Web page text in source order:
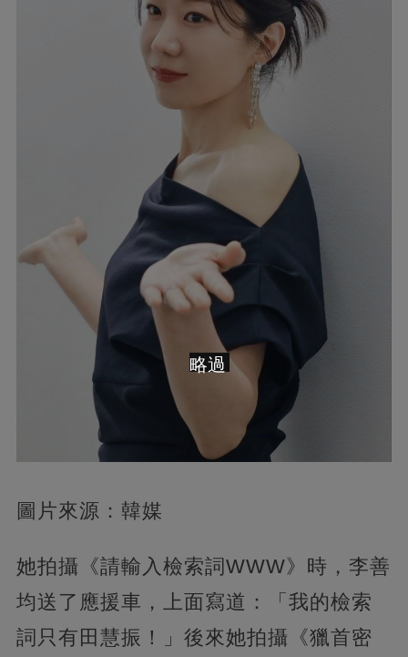
圖片來源：韓媒
她拍攝《請輸入檢索詞WWW》時，李善
均送了應援車，上面寫道：「我的檢索
詞只有田慧振！」後來她拍攝《獵首密
略過